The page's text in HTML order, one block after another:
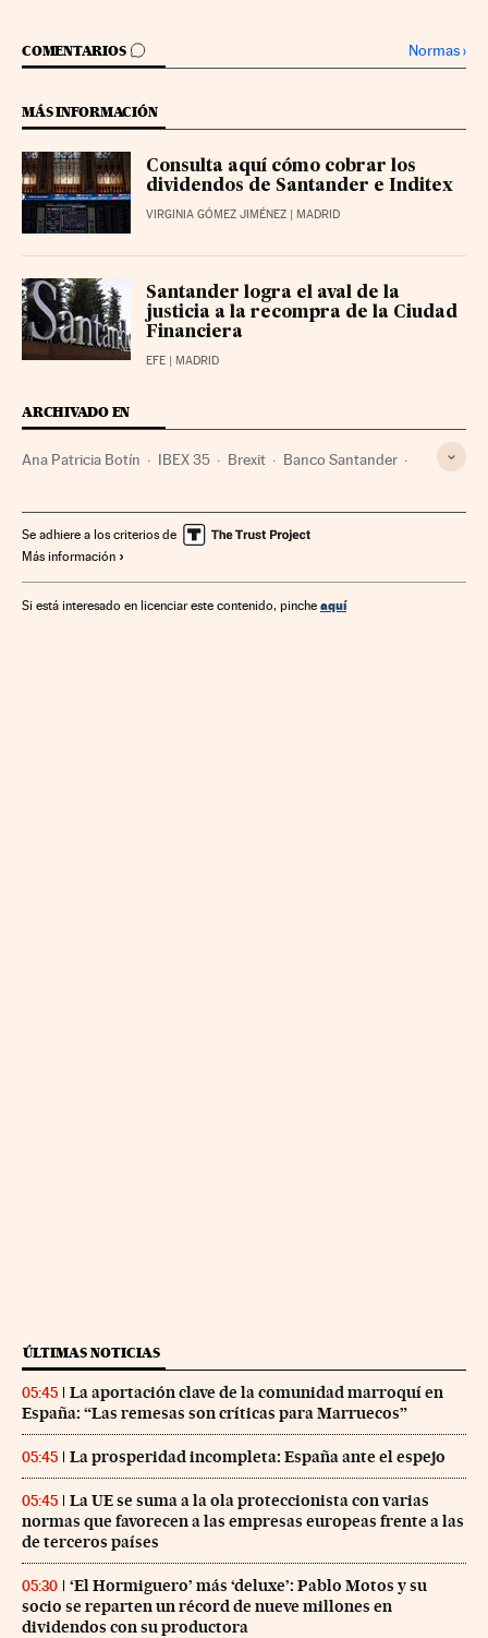
COMENTARIOS
IR A LOS COMENTARIOS Normas›
MÁS INFORMACIÓN
Consulta aquí cómo cobrar los
dividendos de Santander e Inditex
VIRGINIA GÓMEZ JIMÉNEZ | MADRID
Santander logra el aval de la
justicia a la recompra de la Ciudad
Financiera
EFE | MADRID
ARCHIVADO EN
Ana Patricia Botín IBEX 35 Brexit Banco Santander
Grupo Santander Elecciones europeas Bolsa
Mercados financieros Unión Europea Elecciones
Se adhiere a los criterios de
Más información
Si está interesado en licenciar este contenido, pinche aquí
ÚLTIMAS NOTICIAS
05:45
La aportación clave de la comunidad marroquí en
España: “Las remesas son críticas para Marruecos”
05:45 La prosperidad incompleta: España ante el espejo
05:45
La UE se suma a la ola proteccionista con varias
normas que favorecen a las empresas europeas frente a las
de terceros países
05:30
‘El Hormiguero’ más ‘deluxe’: Pablo Motos y su
socio se reparten un récord de nueve millones en
dividendos con su productora